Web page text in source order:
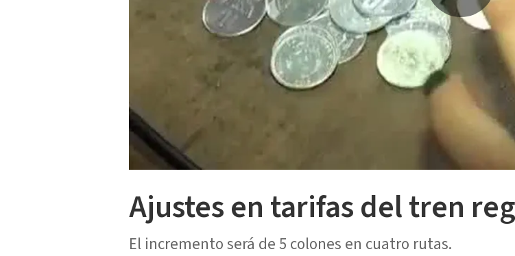
Ajustes en tarifas del tren
El incremento será de 5 colones en cuatro rutas.